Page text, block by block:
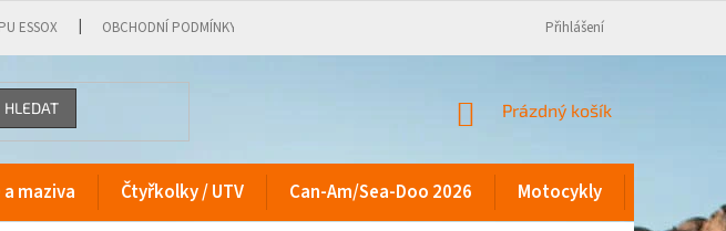
ESSOX OBCHODNÍ PODMÍNKY Přihlášení
HLEDAT
NÁKUPNÍ
Prázdný košík
maziva Čtyřkolky / UTV Can-Am/Sea-Doo 2026 Motocykly